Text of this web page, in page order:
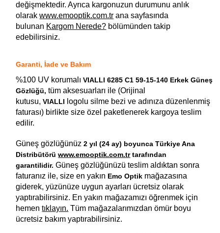
değişmektedir. Ayrıca kargonuzun durumunu anlık
olarak www.emooptik.com.tr ana sayfasında
bulunan Kargom Nerede? bölümünden takip
edebilirsiniz.
Garanti, İade ve Bakım
%100 UV korumalı VIALLI 6285 C1 59-15-140 Erkek Güneş
Gözlüğü, tüm aksesuarları ile (Orijinal
kutusu, VIALLI logolu silme bezi ve adınıza düzenlenmiş
faturası) birlikte size özel paketlenerek kargoya teslim
edilir.
Güneş gözlüğünüz 2 yıl (24 ay) boyunca Türkiye Ana
Distribütörü www.emooptik.com.tr tarafından
garantilidir. Güneş gözlüğünüzü teslim aldıktan sonra
faturanız ile, size en yakın Emo Optik mağazasına
giderek, yüzünüze uygun ayarları ücretsiz olarak
yaptırabilirsiniz. En yakın mağazamızı öğrenmek için
hemen tıklayın. Tüm mağazalarımızdan ömür boyu
ücretsiz bakım yaptırabilirsiniz.